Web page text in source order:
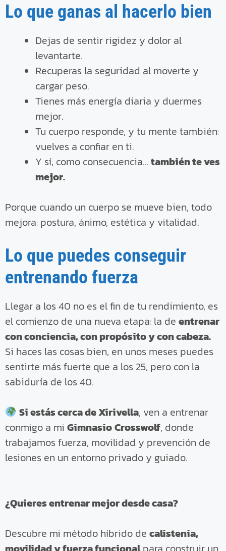
Lo que ganas al hacerlo bien
Dejas de sentir rigidez y dolor al
levantarte.
Recuperas la seguridad al moverte y
cargar peso.
Tienes más energía diaria y duermes
mejor.
Tu cuerpo responde, y tu mente también:
vuelves a confiar en ti.
Y sí, como consecuencia…también te ves
mejor.
Porque cuando un cuerpo se mueve bien, todo
mejora: postura, ánimo, estética y vitalidad.
Lo que puedes conseguir
entrenando fuerza
Llegar a los 40 no es el fin de tu rendimiento, es
el comienzo de una nueva etapa: la de entrenar
con conciencia, con propósito y con cabeza.
Si haces las cosas bien, en unos meses puedes
sentirte más fuerte que a los 25, pero con la
sabiduría de los 40.
Si estás cerca de Xirivella, ven a entrenar
conmigo a mi GimnasioCrosswolf, donde
trabajamos fuerza, movilidad y prevención de
lesiones en un entorno privado y guiado.
¿Quieres entrenar mejor desde casa?
Descubre mi método híbrido de calistenia,